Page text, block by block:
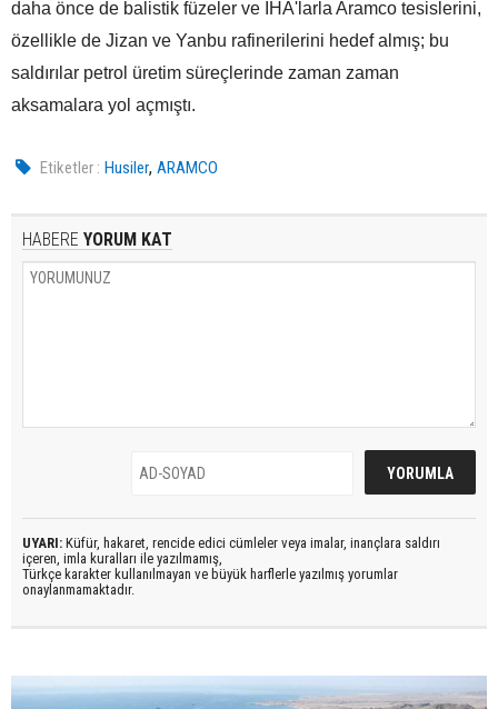
daha önce de balistik füzeler ve İHA'larla Aramco tesislerini,
özellikle de Jizan ve Yanbu rafinerilerini hedef almış; bu
saldırılar petrol üretim süreçlerinde zaman zaman
aksamalara yol açmıştı.
Etiketler : Husiler,ARAMCO
HABERE YORUM KAT
UYARI: Küfür, hakaret, rencide edici cümleler veya imalar, inançlara saldırı
içeren, imla kuralları ile yazılmamış,
Türkçe karakter kullanılmayan ve büyük harflerle yazılmış yorumlar
onaylanmamaktadır.